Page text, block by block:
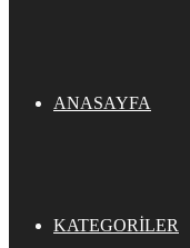
ANASAYFA
KATEGORILER